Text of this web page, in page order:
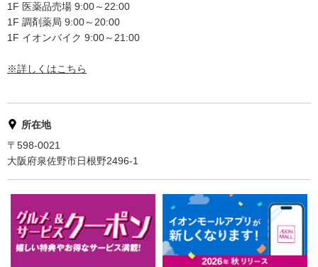
1F 医薬品売場 9:00～22:00
1F 調剤薬局 9:00～20:00
1F イオンバイク 9:00～21:00
※詳しくはこちら
所在地
〒598-0021
大阪府泉佐野市日根野2496-1